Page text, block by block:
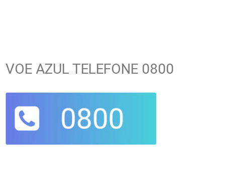
VOE AZUL TELEFONE 0800